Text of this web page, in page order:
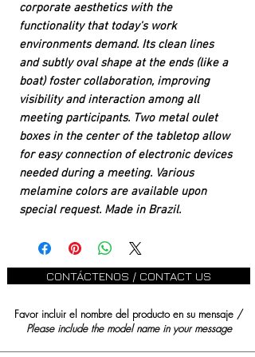
corporate aesthetics with the
functionality that today's work
environments demand. Its clean lines
and subtly oval shape at the ends (like a
boat) foster collaboration, improving
visibility and interaction among all
meeting participants. Two metal oulet
boxes in the center of the tabletop allow
for easy connection of electronic devices
needed during a meeting. Various
melamine colors are available upon
special request. Made in Brazil.
CONTÁCTENOS / CONTACT US
Favor incluir el nombre del producto en su mensaje /
Please include the model name in your message